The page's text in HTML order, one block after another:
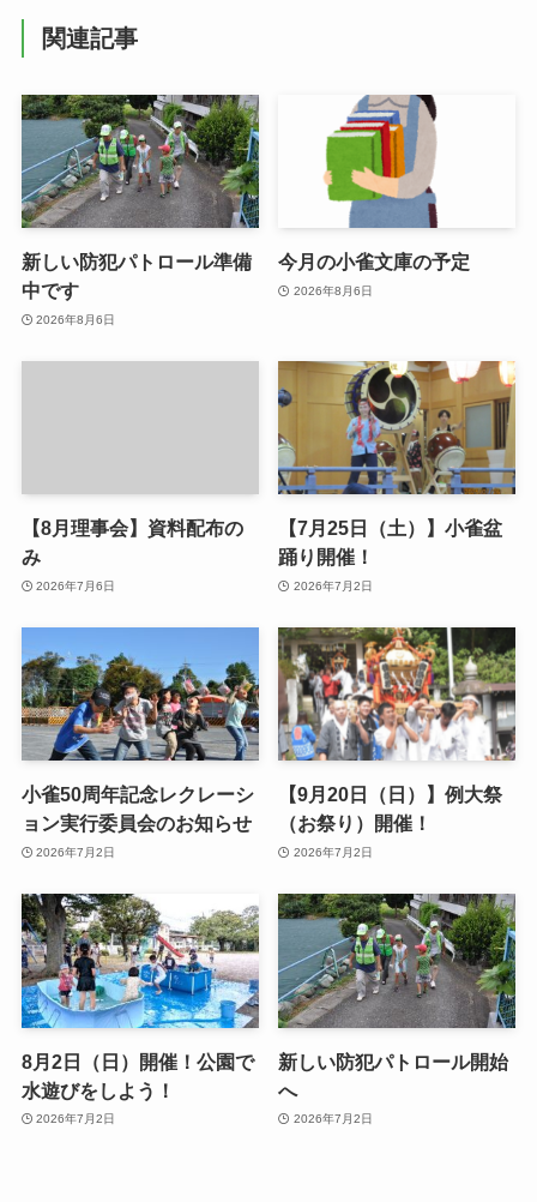
関連記事
新しい防犯パトロール準備
中です
2026年8月6日
今月の小雀文庫の予定
2026年8月6日
【8月理事会】資料配布の
み
2026年7月6日
【7月25日（土）】小雀盆
踊り開催！
2026年7月2日
小雀50周年記念レクレーシ
ョン実行委員会のお知らせ
2026年7月2日
【9月20日（日）】例大祭
（お祭り）開催！
2026年7月2日
8月2日（日）開催！公園で
水遊びをしよう！
2026年7月2日
新しい防犯パトロール開始
へ
2026年7月2日